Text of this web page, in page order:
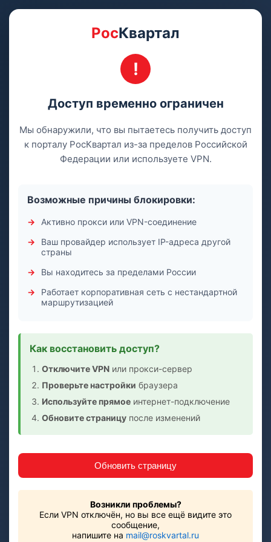
РосКвартал
Доступ временно ограничен
Мы обнаружили, что вы пытаетесь получить доступ
к порталу РосКвартал из-за пределов Российской
Федерации или используете VPN.
Возможные причины блокировки:
Активно прокси или VPN-соединение
Ваш провайдер использует IP-адреса другой
страны
Вы находитесь за пределами России
Работает корпоративная сеть с нестандартной
маршрутизацией
Как восстановить доступ?
Отключите VPN или прокси-сервер
Проверьте настройки браузера
Используйте прямое интернет-подключение
Обновите страницу после изменений
Обновить страницу
Возникли проблемы?
Если VPN отключён, но вы все ещё видите это
сообщение,
напишите на mail@roskvartal.ru